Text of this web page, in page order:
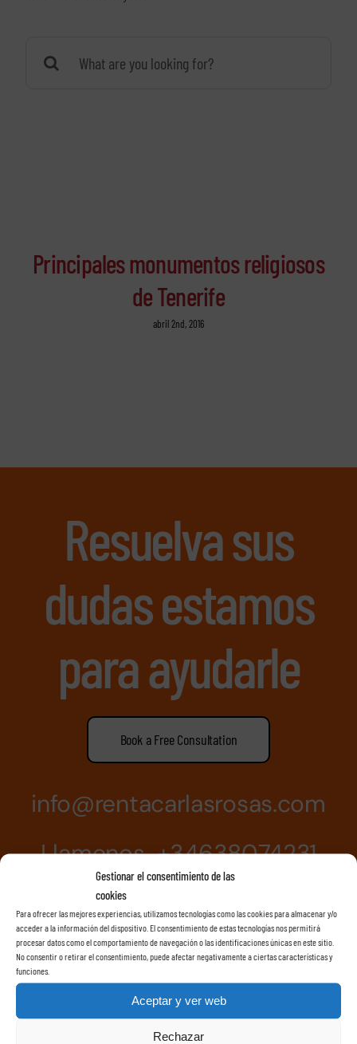
Gestionar el consentimiento de las
cookies
Para ofrecer las mejores experiencias, utilizamos tecnologías como las cookies para almacenar y/o
acceder a la información del dispositivo. El consentimiento de estas tecnologías nos permitirá
procesar datos como el comportamiento de navegación o las identificaciones únicas en este sitio.
No consentir o retirar el consentimiento, puede afectar negativamente a ciertas características y
funciones.
Aceptar y ver web
Rechazar
Principales monumentos religiosos
de Tenerife
abril 2nd, 2016
Resuelva sus
dudas estamos
para ayudarle
Book a Free Consultation
info@rentacarlasrosas.com
Llamenos +34638074231